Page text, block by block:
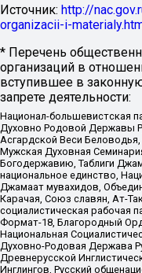
Источник: http://
organizacii-i-
* Перечень
организаций в
вступившее в
запрете деятельности:
Национал-большевистская
Духовно Родовой Державы
Асгардской Веси
Мужская Духовная
Богодержавию, Таблиги
национальное единство,
Джамаат мувахидов,
Карачая, Союз славян, Ат-
социалистическая рабочая
Формат-18, Благородный
Национальная
Духовно-Родовая Держава
Древнерусской
Инглингов, Русский